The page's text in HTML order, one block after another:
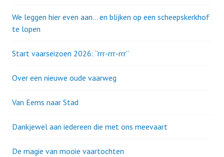
We leggen hier even aan… en blijken op een scheepskerkhof
te lopen
Start vaarseizoen 2026: “rrr-rrr-rrr”
Over een nieuwe oude vaarweg
Van Eems naar Stad
Dankjewel aan iedereen die met ons meevaart
De magie van mooie vaartochten